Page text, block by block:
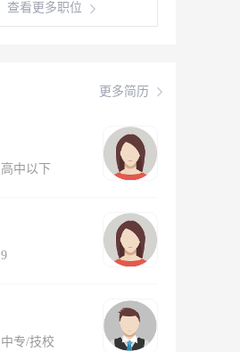
查看更多职位
更多简历
高中以下
9
中专/技校